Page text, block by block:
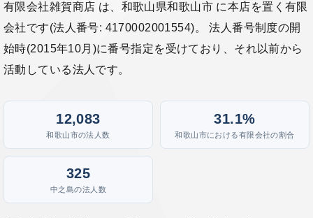
有限会社雑賀商店 は、和歌山県和歌山市 に本店を置く有限
会社です(法人番号: 4170002001554)。 法人番号制度の開
始時(2015年10月)に番号指定を受けており、それ以前から
活動している法人です。
12,083
和歌山市の法人数
31.1%
和歌山市における有限会社の割合
325
中之島の法人数